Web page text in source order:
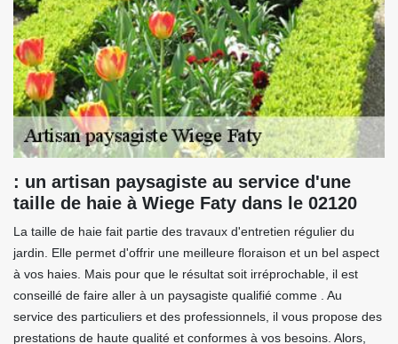
: un artisan paysagiste au service d'une
taille de haie à Wiege Faty dans le 02120
La taille de haie fait partie des travaux d'entretien régulier du
jardin. Elle permet d'offrir une meilleure floraison et un bel aspect
à vos haies. Mais pour que le résultat soit irréprochable, il est
conseillé de faire aller à un paysagiste qualifié comme . Au
service des particuliers et des professionnels, il vous propose des
prestations de haute qualité et conformes à vos besoins. Alors,